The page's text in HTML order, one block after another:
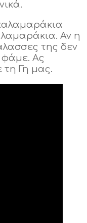
Αν η
της δεν
Ας
Γη μας.